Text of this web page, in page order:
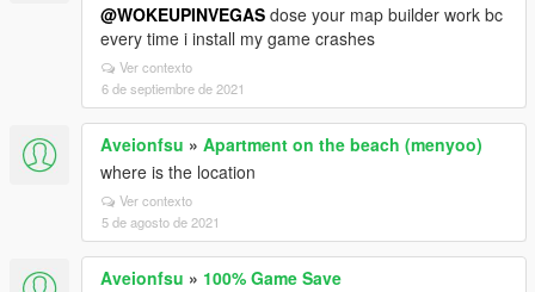
@WOKEUPINVEGAS dose your map builder work bc
every time i install my game crashes
Ver contexto
6 de septiembre de 2021
Aveionfsu » Apartment on the beach (menyoo)
where is the location
Ver contexto
5 de agosto de 2021
Aveionfsu » 100% Game Save